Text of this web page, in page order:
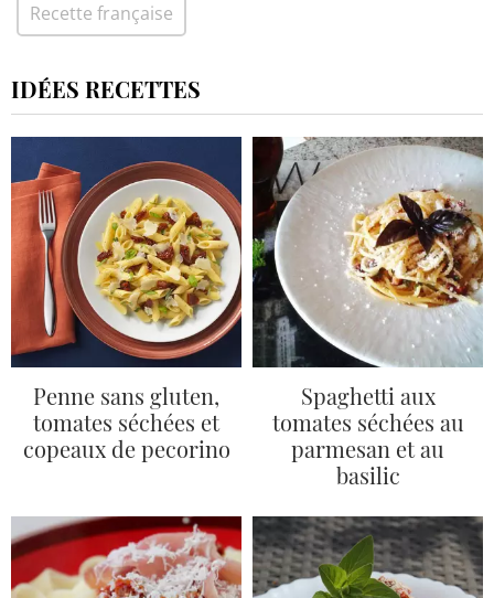
Recette française
IDÉES RECETTES
Penne sans gluten,
tomates séchées et
copeaux de pecorino
Spaghetti aux
tomates séchées au
parmesan et au
basilic